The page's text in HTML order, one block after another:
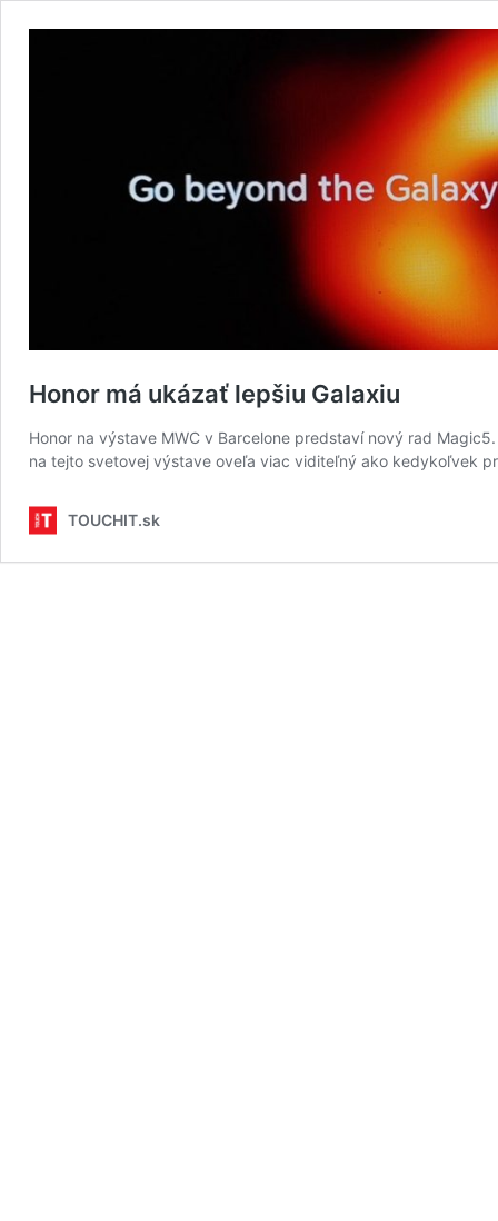
Honor má ukázať lepšiu Galaxiu
Honor na výstave MWC v Barcelone predstaví nový rad
na tejto svetovej výstave oveľa viac viditeľný ako kedykoľvek
TOUCHIT.sk